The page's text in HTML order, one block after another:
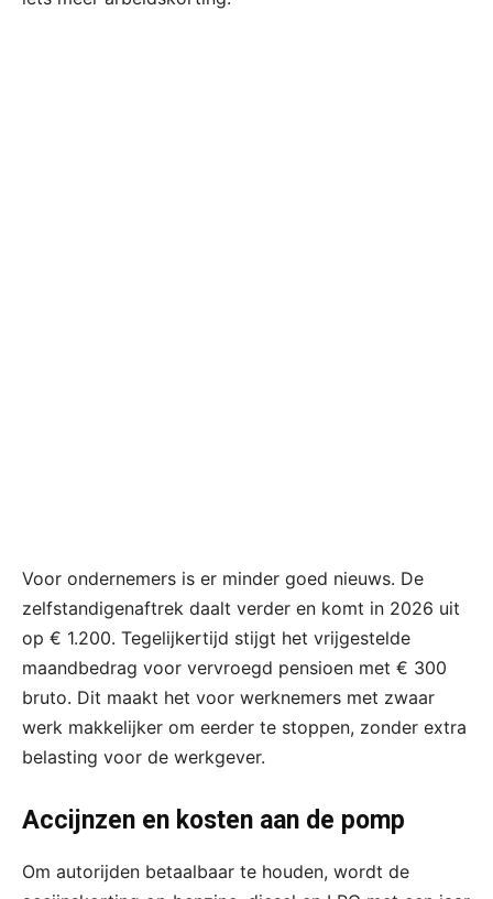
Voor ondernemers is er minder goed nieuws. De
zelfstandigenaftrek daalt verder en komt in 2026 uit
op € 1.200. Tegelijkertijd stijgt het vrijgestelde
maandbedrag voor vervroegd pensioen met € 300
bruto. Dit maakt het voor werknemers met zwaar
werk makkelijker om eerder te stoppen, zonder extra
belasting voor de werkgever.
Accijnzen en kosten aan de pomp
Om autorijden betaalbaar te houden, wordt de